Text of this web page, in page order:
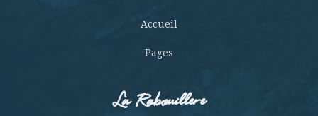
Accueil
Pages
La Rabouillere